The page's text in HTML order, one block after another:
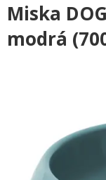
Miska
modrá